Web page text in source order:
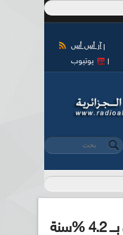
آر أس أس
يوتيوب
استمارة البحث
‏بحث ‏
ارتقاب نمو اقتصادي بـــ 4.2 %سنة